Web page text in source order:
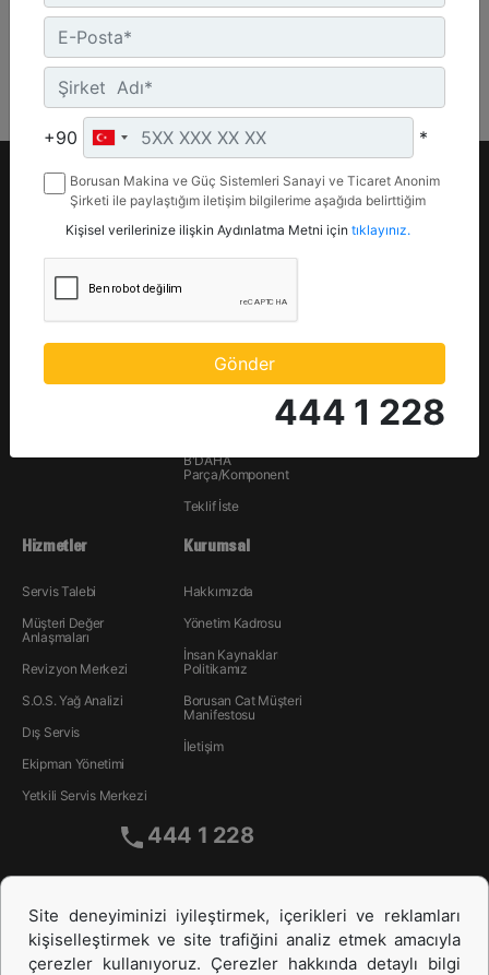
+90 *
Borusan Makina ve Güç Sistemleri Sanayi ve Ticaret Anonim
Şirketi ile paylaştığım iletişim bilgilerime aşağıda belirttiğim
mesaj gönderilmesine izin veriyorum.
Kişisel verilerinize ilişkin Aydınlatma Metni için tıklayınız.
Gönder
444 1 228
Ürünler
İş Makinaları
Güç Sistemleri
Ataşmanlar
Kiralama
İkinci El
Yedek Parça
Parça Mağazası (
Motor Yedek Parça
Hidrolik
B'DAHA
Parça/Komponent
Teklif İste
Hizmetler
Servis Talebi
Müşteri Değer
Anlaşmaları
Revizyon Merkezi
S.O.S. Yağ Analizi
Dış Servis
Ekipman Yönetimi
Yetkili Servis Merkezi
Kurumsal
Hakkımızda
Yönetim Kadrosu
İnsan Kaynakları
Politikamız
Borusan Cat Müşteri
Manifestosu
İletişim
444 1 228
Site deneyiminizi iyileştirmek, içerikleri ve reklamları
kişiselleştirmek ve site trafiğini analiz etmek amacıyla
çerezler kullanıyoruz. Çerezler hakkında detaylı bilgi